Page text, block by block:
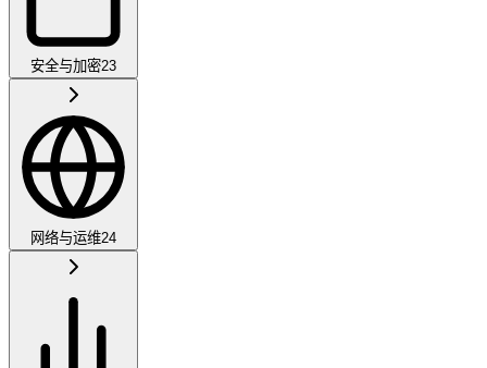
安全与加密23
网络与运维24